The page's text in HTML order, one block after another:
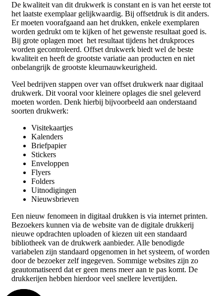
De kwaliteit van dit drukwerk is constant en is van het eerste tot
het laatste exemplaar gelijkwaardig. Bij offsetdruk is dit anders.
Er moeten voorafgaand aan het drukken, enkele exemplaren
worden gedrukt om te kijken of het gewenste resultaat goed is.
Bij grote oplagen moet het resultaat tijdens het drukproces
worden gecontroleerd. Offset drukwerk biedt wel de beste
kwaliteit en heeft de grootste variatie aan producten en niet
onbelangrijk de grootste kleurnauwkeurigheid.
Veel bedrijven stappen over van offset drukwerk naar digitaal
drukwerk. Dit vooral voor kleinere oplages die snel geleverd
moeten worden. Denk hierbij bijvoorbeeld aan onderstaand
soorten drukwerk:
Visitekaartjes
Kalenders
Briefpapier
Stickers
Enveloppen
Flyers
Folders
Uitnodigingen
Nieuwsbrieven
Een nieuw fenomeen in digitaal drukken is via internet printen.
Bezoekers kunnen via de website van de digitale drukkerij
nieuwe opdrachten uploaden of kiezen uit een standaard
bibliotheek van de drukwerk aanbieder. Alle benodigde
variabelen zijn standaard opgenomen in het systeem, of worden
door de bezoeker zelf ingegeven. Sommige websites zijn zo
geautomatiseerd dat er geen mens meer aan te pas komt. De
drukkerijen hebben hierdoor veel snellere levertijden.